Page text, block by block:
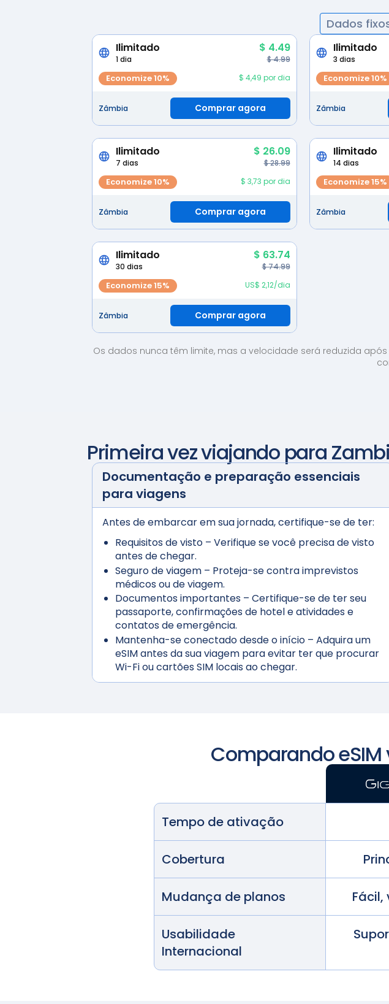
Dados
Ilimitado $ 4.49
1 dia $ 4.99
Economize 10% $ 4,49 por dia
Zâmbia Comprar agora
Ilimitado
3 dias
Economize 10%
Zâmbia
Ilimitado $ 26.09
7 dias $ 28.99
Economize 10% $ 3,73 por dia
Zâmbia Comprar agora
Ilimitado
14 dias
Economize 15%
Zâmbia
Ilimitado $ 63.74
30 dias $ 74.99
Economize 15% US$ 2,12/dia
Zâmbia Comprar agora
Os dados nunca têm limite, mas a velocidade será reduzida
Primeira vez viajando para
Documentação e preparação essenciais
para viagens
Antes de embarcar em sua jornada, certifique-se de ter:
Requisitos de visto– Verifique se você precisa de visto
antes de chegar.
Seguro de viagem– Proteja-se contra imprevistos
médicos ou de viagem.
Documentos importantes– Certifique-se de ter seu
passaporte, confirmações de hotel e atividades e
contatos de emergência.
Mantenha-se conectado desde o início– Adquira um
eSIM antes da sua viagem para evitar ter que procurar
Wi-Fi ou cartões SIM locais ao chegar.
Comparando eSIM
Tempo de ativação
Cobertura
Mudança de planos
Usabilidade
Internacional